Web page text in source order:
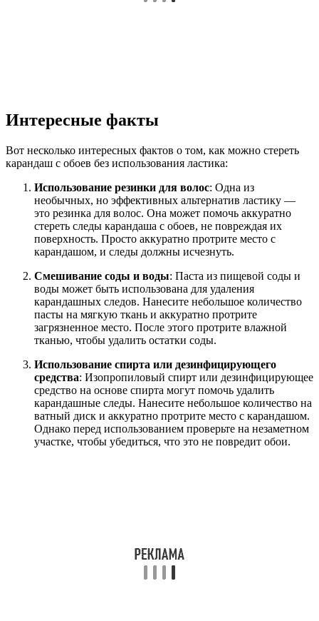
Интересные факты
Вот несколько интересных фактов о том, как можно стереть
карандаш с обоев без использования ластика:
Использование резинки для волос: Одна из
необычных, но эффективных альтернатив ластику —
это резинка для волос. Она может помочь аккуратно
стереть следы карандаша с обоев, не повреждая их
поверхность. Просто аккуратно протрите место с
карандашом, и следы должны исчезнуть.
Смешивание соды и воды: Паста из пищевой соды и
воды может быть использована для удаления
карандашных следов. Нанесите небольшое количество
пасты на мягкую ткань и аккуратно протрите
загрязненное место. После этого протрите влажной
тканью, чтобы удалить остатки соды.
Использование спирта или дезинфицирующего
средства: Изопропиловый спирт или дезинфицирующее
средство на основе спирта могут помочь удалить
карандашные следы. Нанесите небольшое количество на
ватный диск и аккуратно протрите место с карандашом.
Однако перед использованием проверьте на незаметном
участке, чтобы убедиться, что это не повредит обои.